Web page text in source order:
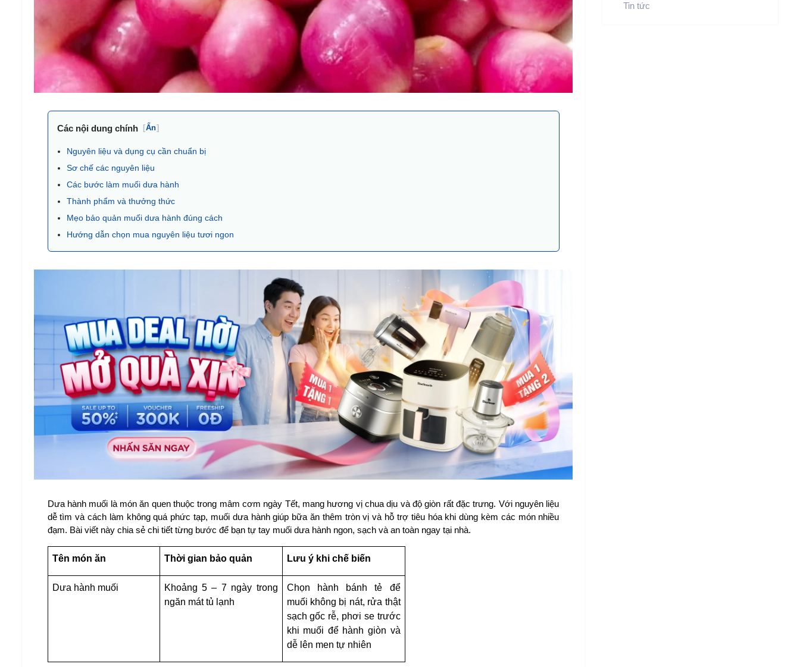
Các nội dung chính [Ẩn]
Nguyên liệu và dụng cụ cần chuẩn bị
Sơ chế các nguyên liệu
Các bước làm muối dưa hành
Thành phẩm và thưởng thức
Mẹo bảo quản muối dưa hành đúng cách
Hướng dẫn chọn mua nguyên liệu tươi ngon
Dưa hành muối là món ăn quen thuộc trong mâm cơm ngày Tết, mang hương vị chua dịu và độ giòn rất đặc trưng. Với nguyên liệu
dễ tìm và cách làm không quá phức tạp, muối dưa hành giúp bữa ăn thêm tròn vị và hỗ trợ tiêu hóa khi dùng kèm các món nhiều
đạm. Bài viết này chia sẻ chi tiết từng bước để bạn tự tay muối dưa hành ngon, sạch và an toàn ngay tại nhà.
Tên món ăn Thời gian bảo quản Lưu ý khi chế biến
Dưa hành muối
Khoảng 5 – 7 ngày trong
ngăn mát tủ lạnh
Chọn hành bánh tẻ để
muối không bị nát, rửa thật
sạch gốc rễ, phơi se trước
khi muối để hành giòn và
dễ lên men tự nhiên
Tin tức